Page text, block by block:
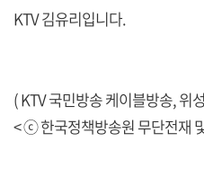
KTV 김유리입니다.
( KTV 국민방송 케이블방송, 위
< ⓒ 한국정책방송원 무단전재